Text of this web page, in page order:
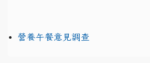
營養午餐意見調查